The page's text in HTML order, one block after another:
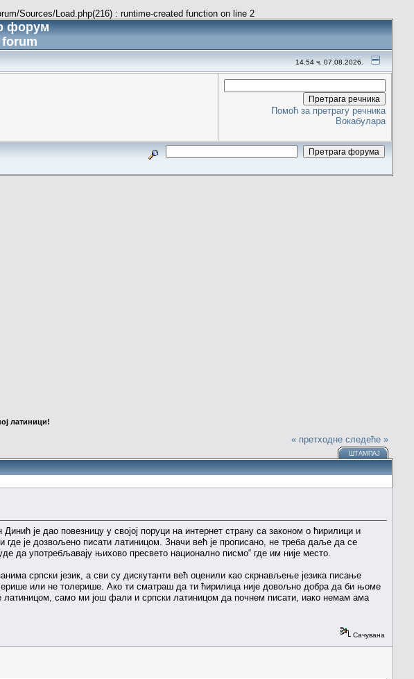
Sources/Load.php(216) : runtime-created function on line 2
форум
14.54 ч. 07.08.2026.
Помоћ за претрагу речника
Вокабулара
латиници!
« претходне следеће »
ШТАМПАЈ
Динић је дао повезницу у својој поруци на интернет страну са законом о ћирилици и
је дозвољено писати латиницом. Значи већ је прописано, не треба даље да се
да употребљавају њихово пресвето национално писмо“ где им није место.
српски језик, а сви су дискутанти већ оценили као скрнављење језика писање
или не толерише. Ако ти сматраш да ти ћирилица није довољно добра да би њоме
само ми још фали и српски латиницом да почнем писати, иако немам ама
Сачувана